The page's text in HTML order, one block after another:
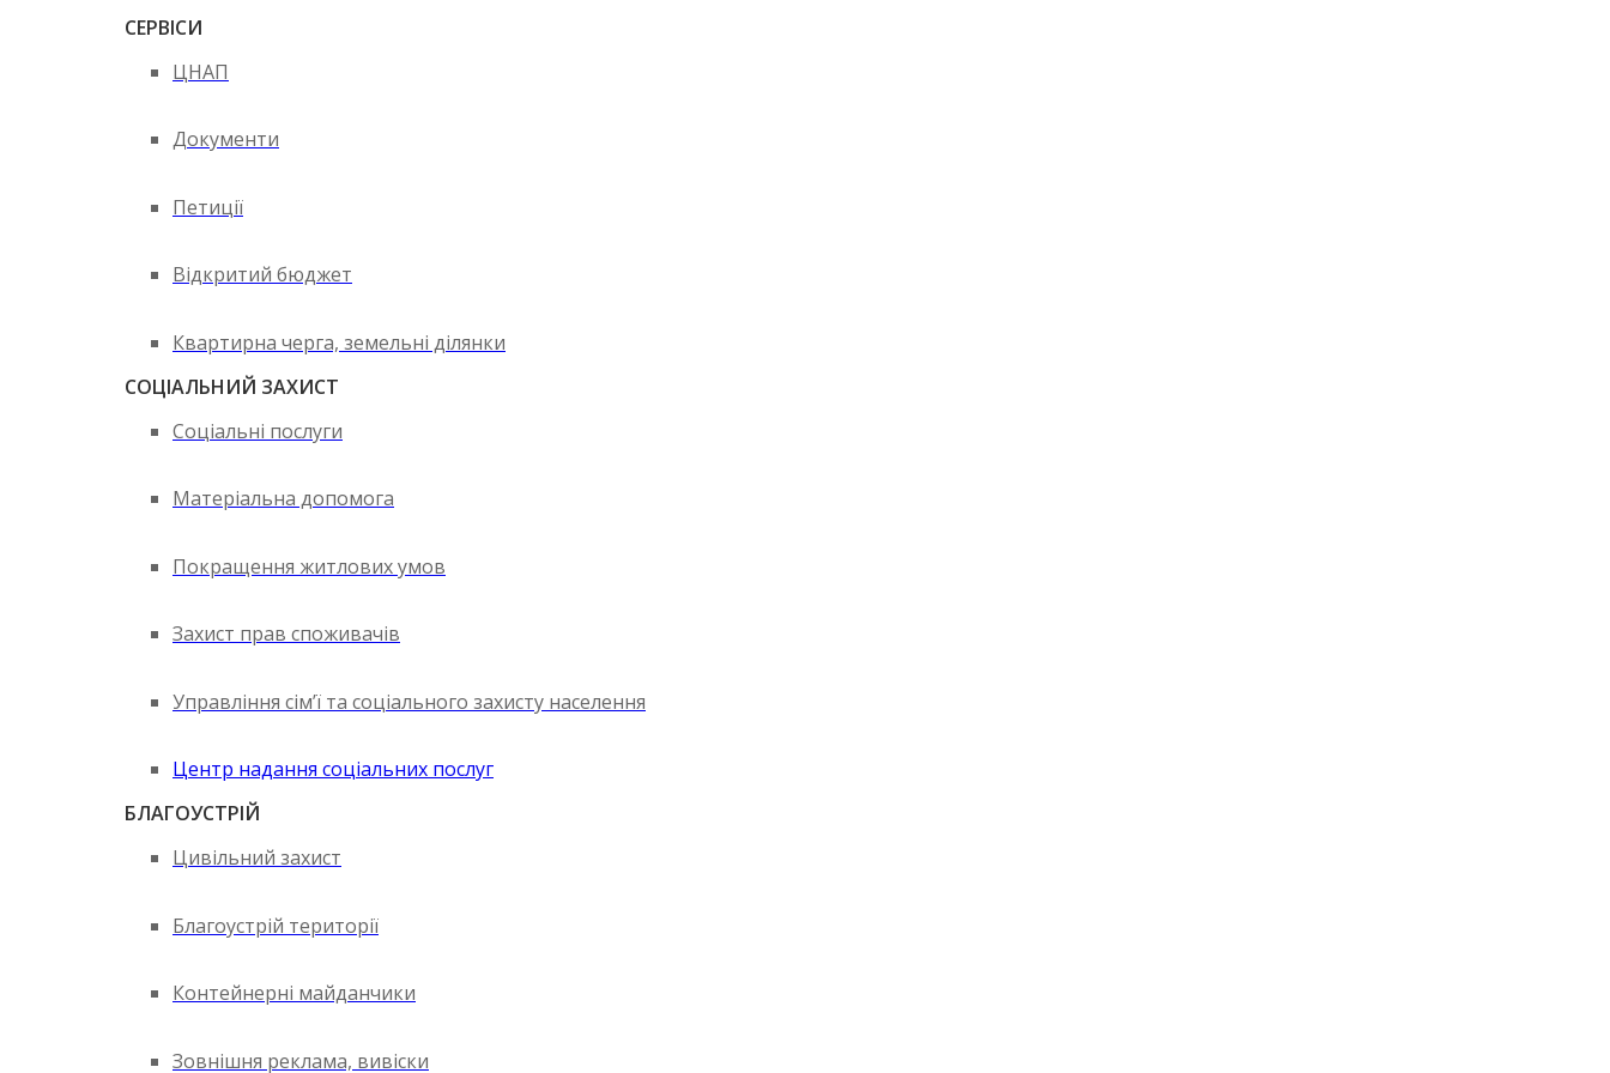
СЕРВІСИ
ЦНАП
Документи
Петиції
Відкритий бюджет
Квартирна черга, земельні ділянки
СОЦІАЛЬНИЙ ЗАХИСТ
Соціальні послуги
Матеріальна допомога
Покращення житлових умов
Захист прав споживачів
Управління сім’ї та соціального захисту населення
Центр надання соціальних послуг
БЛАГОУСТРІЙ
Цивільний захист
Благоустрій території
Контейнерні майданчики
Зовнішня реклама, вивіски